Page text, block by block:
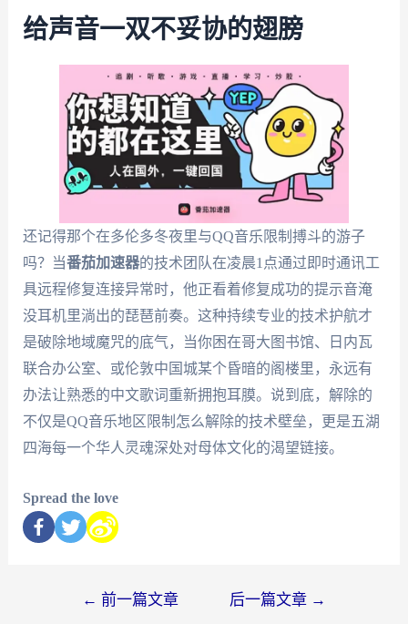
给声音一双不妥协的翅膀
还记得那个在多伦多冬夜里与QQ音乐限制搏斗的游子
吗？当番茄加速器的技术团队在凌晨1点通过即时通讯工
具远程修复连接异常时，他正看着修复成功的提示音淹
没耳机里淌出的琵琶前奏。这种持续专业的技术护航才
是破除地域魔咒的底气，当你困在哥大图书馆、日内瓦
联合办公室、或伦敦中国城某个昏暗的阁楼里，永远有
办法让熟悉的中文歌词重新拥抱耳膜。说到底，解除的
不仅是QQ音乐地区限制怎么解除的技术壁垒，更是五湖
四海每一个华人灵魂深处对母体文化的渴望链接。
Spread the love
← 前一篇文章 后一篇文章 →